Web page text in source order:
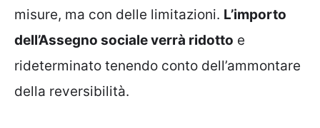
misure, ma con delle limitazioni. L’importo
dell’Assegno sociale verrà ridotto e
rideterminato tenendo conto dell’ammontare
della reversibilità.